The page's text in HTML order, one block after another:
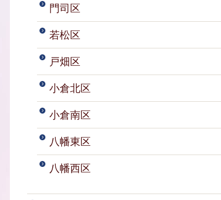
門司区
若松区
戸畑区
小倉北区
小倉南区
八幡東区
八幡西区